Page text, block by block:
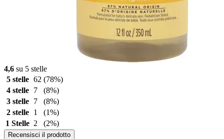
4,6 su 5 stelle
5 stelle 62 (78%)
4 stelle
7
(8%)
3 stelle
7
(8%)
2 stelle
1
(1%)
1 Stelle 2 (2%)
Recensisci il prodotto